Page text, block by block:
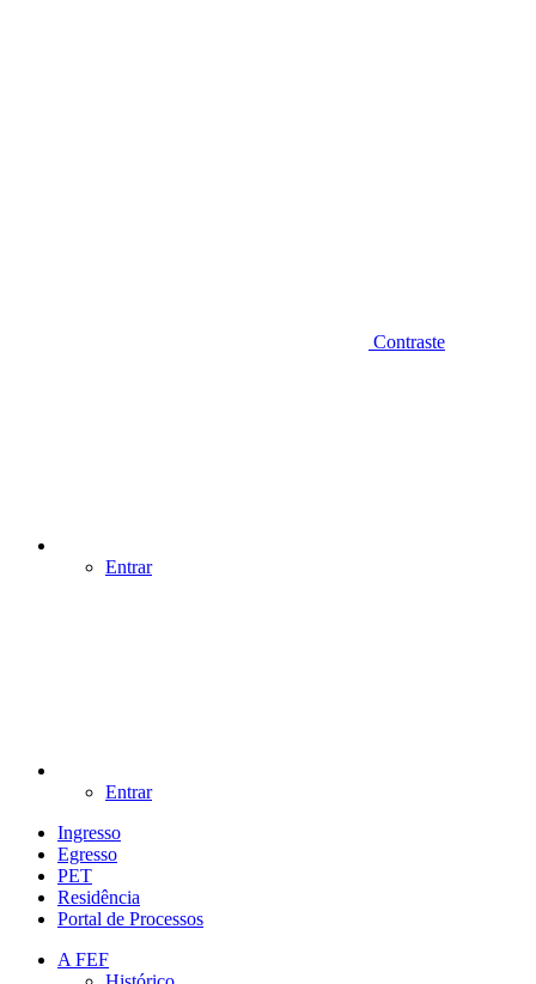
Contraste
Entrar
Entrar
Ingresso
Egresso
PET
Residência
Portal de Processos
A FEF